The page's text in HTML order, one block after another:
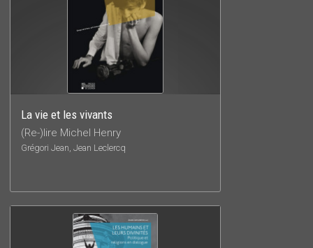
La vie et les vivants
(Re-)lire Michel Henry
Grégori Jean, Jean Leclercq